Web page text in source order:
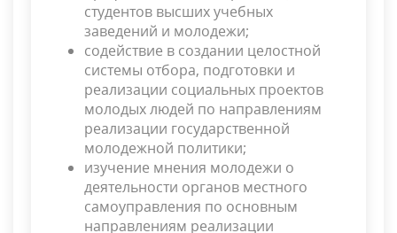
студентов высших учебных
заведений и молодежи;
содействие в создании целостной
системы отбора, подготовки и
реализации социальных проектов
молодых людей по направлениям
реализации государственной
молодежной политики;
изучение мнения молодежи о
деятельности органов местного
самоуправления по основным
направлениям реализации